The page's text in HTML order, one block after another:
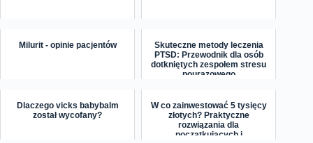
Milurit - opinie pacjentów
Skuteczne metody leczenia
PTSD: Przewodnik dla osób
dotkniętych zespołem stresu
pourazowego
Dlaczego vicks babybalm
został wycofany?
W co zainwestować 5 tysięcy
złotych? Praktyczne
rozwiązania dla
początkujących i